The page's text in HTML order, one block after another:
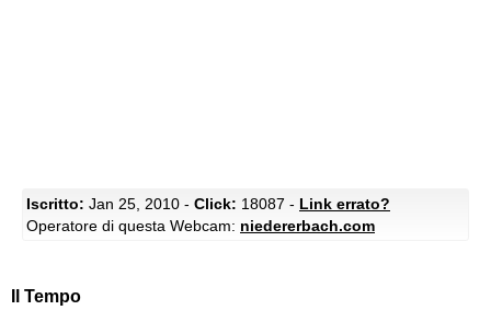
Iscritto: Jan 25, 2010 - Click: 18087 - Link errato?
Operatore di questa Webcam: niedererbach.com
Il Tempo